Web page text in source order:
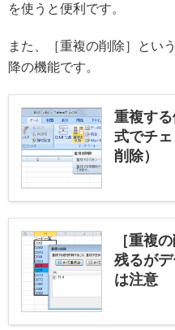
を使うと便利です。
また、［重複の削除］とい
降の機能です。
重複す
式でチ
削除）
［重複
残るが
は注意